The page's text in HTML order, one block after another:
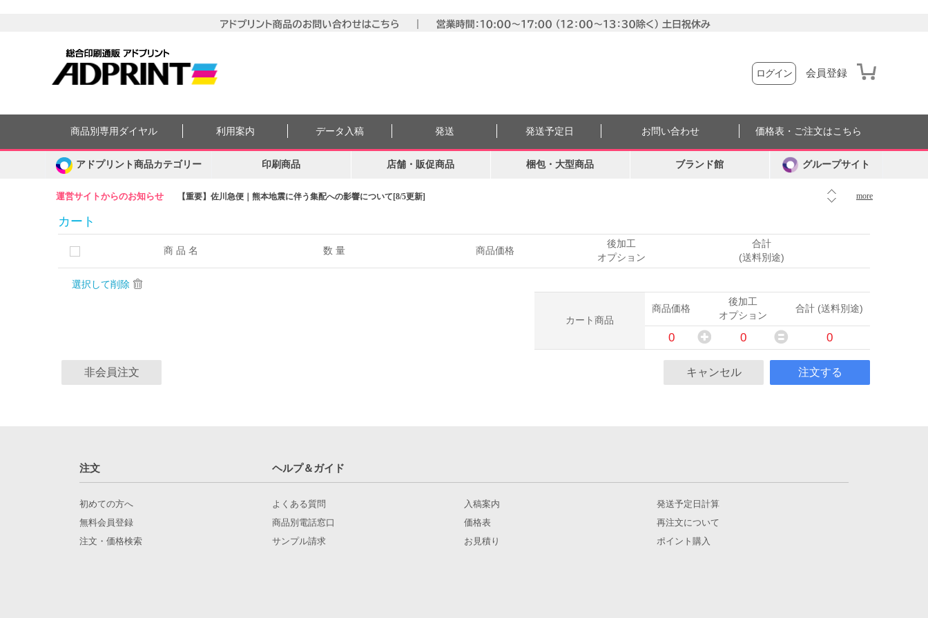
ログイン 会員登録
運営サイトからのお知らせ 【重要】佐川急便｜熊本地震に伴う集配への影響について[8/5更新] more
商品別専用ダイヤル 利用案内 データ入稿 発送 発送予定日 お問い合わせ 価格表・ご注文はこちら
アドプリント商品カテゴリー 印刷商品 店舗・販促商品 梱包・大型商品 ブランド館 グループサイト
カート
商 品 名 数 量 商品価格
後加工
オプション
合計
(送料別途)
選択して削除
カート商品
商品価格
後加工
オプション
合計 (送料別途)
0 0 0
キャンセル 注文する
非会員注文
注文 ヘルプ＆ガイド
初めての方へ
無料会員登録
注文・価格検索
よくある質問
商品別電話窓口
サンプル請求
入稿案内
価格表
お見積り
発送予定日計算
再注文について
ポイント購入